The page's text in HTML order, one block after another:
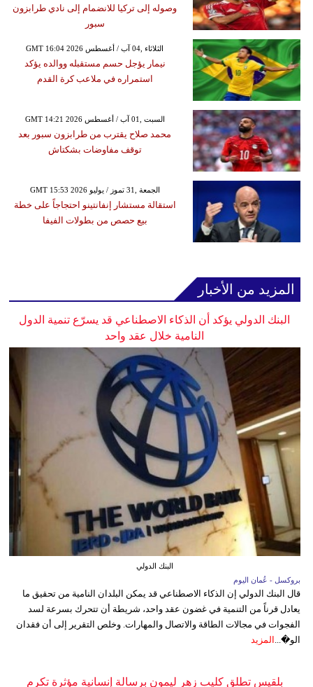
وصوله إلى تركيا للانضمام إلى نادي طرابزون
سبور
GMT 16:04 2026 الثلاثاء ,04 آب / أغسطس
نيمار يؤجل حسم مستقبله ووالده يؤكد
استمراره في ملاعب كرة القدم
GMT 14:21 2026 السبت ,01 آب / أغسطس
محمد صلاح يقترب من طرابزون سبور بعد
توقف مفاوضات بشكتاش
GMT 15:53 2026 الجمعة ,31 تموز / يوليو
استقالة مستشار إنفانتينو احتجاجاً على خطة
بيع حصص من بطولات الفيفا
المزيد من الأخبار
البنك الدولي يؤكد أن الذكاء الاصطناعي قد يسرّع تنمية الدول
النامية خلال عقد واحد
البنك الدولي
بروكسل - عُمان اليوم
قال البنك الدولي إن الذكاء الاصطناعي قد يمكن البلدان النامية من تحقيق ما
يعادل قرناً من التنمية في غضون عقد واحد، شريطة أن تتحرك بسرعة لسد
الفجوات في مجالات الطاقة والاتصال والمهارات. وخلص التقرير إلى أن فقدان
الو�... المزيد
بلقيس تطلق كليب زهر ليمون برسالة إنسانية مؤثرة تكرم